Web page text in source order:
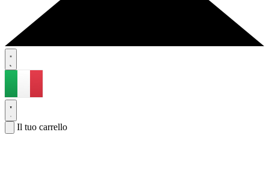
Il tuo carrello